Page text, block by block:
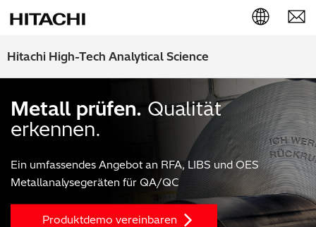
Hitachi High-Tech Analytical Science
English (EN)
Deutsch (DE)
簡体字 (ZH)
日本語 (JP)
Metall prüfen. Qualität
erkennen.
Ein umfassendes Angebot an RFA, LIBS und OES
Metallanalysegeräten für QA/QC
Produktdemo vereinbaren